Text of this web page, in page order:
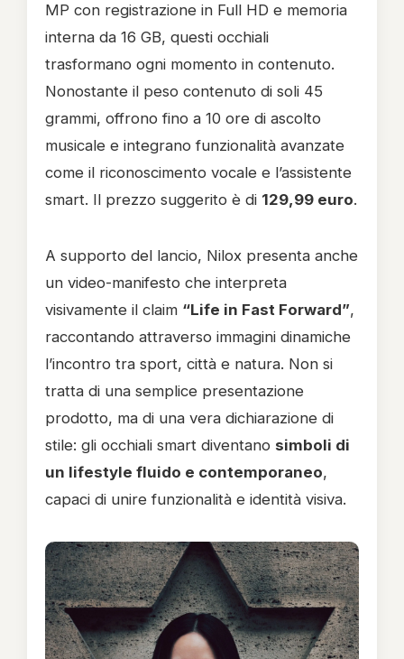
MP con registrazione in Full HD e memoria
interna da 16 GB, questi occhiali
trasformano ogni momento in contenuto.
Nonostante il peso contenuto di soli 45
grammi, offrono fino a 10 ore di ascolto
musicale e integrano funzionalità avanzate
come il riconoscimento vocale e l’assistente
smart. Il prezzo suggerito è di 129,99 euro.
A supporto del lancio, Nilox presenta anche
un video-manifesto che interpreta
visivamente il claim “Life in Fast Forward”,
raccontando attraverso immagini dinamiche
l’incontro tra sport, città e natura. Non si
tratta di una semplice presentazione
prodotto, ma di una vera dichiarazione di
stile: gli occhiali smart diventano simboli di
un lifestyle fluido e contemporaneo,
capaci di unire funzionalità e identità visiva.